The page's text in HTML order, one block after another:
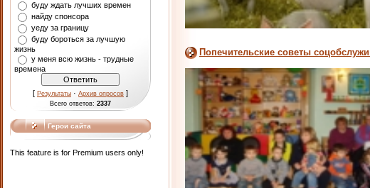
буду ждать лучших времен
найду спонсора
уеду за границу
буду бороться за лучшую
жизнь
у меня всю жизнь - трудные
времена
[ Результаты · Архив опросов ]
Всего ответов: 2337
Герои сайта
This feature is for Premium users only!
Попечительские советы